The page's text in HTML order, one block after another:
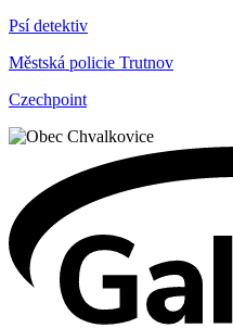
Psí detektiv
Městská policie Trutnov
Czechpoint